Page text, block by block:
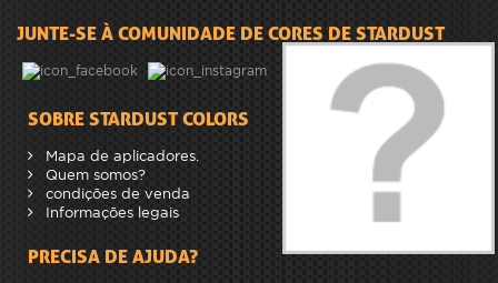
JUNTE-SE À COMUNIDADE DE CORES DE STARDUST
SOBRE STARDUST COLORS
Mapa de aplicadores.
Quem somos?
condições de venda
Informações legais
PRECISA DE AJUDA?